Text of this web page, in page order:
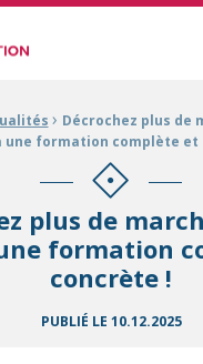
Centre de formation
› Décrochez plus de
une formation complète et
plus de
formation
concrète !
PUBLIÉ LE 10.12.2025